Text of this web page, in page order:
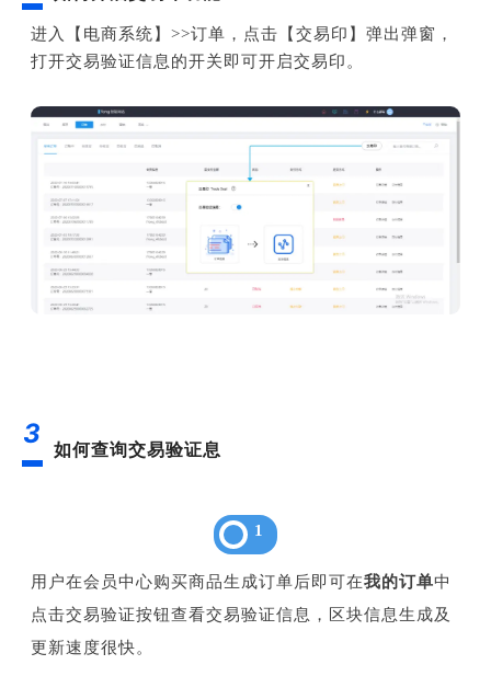
进入【电商系统】>>订单，点击【交易印】弹出弹窗，
打开交易验证信息的开关即可开启交易印。
3 如何查询交易验证息
1
用户在会员中心购买商品生成订单后即可在我的订单中
点击交易验证按钮查看交易验证信息，区块信息生成及
更新速度很快。